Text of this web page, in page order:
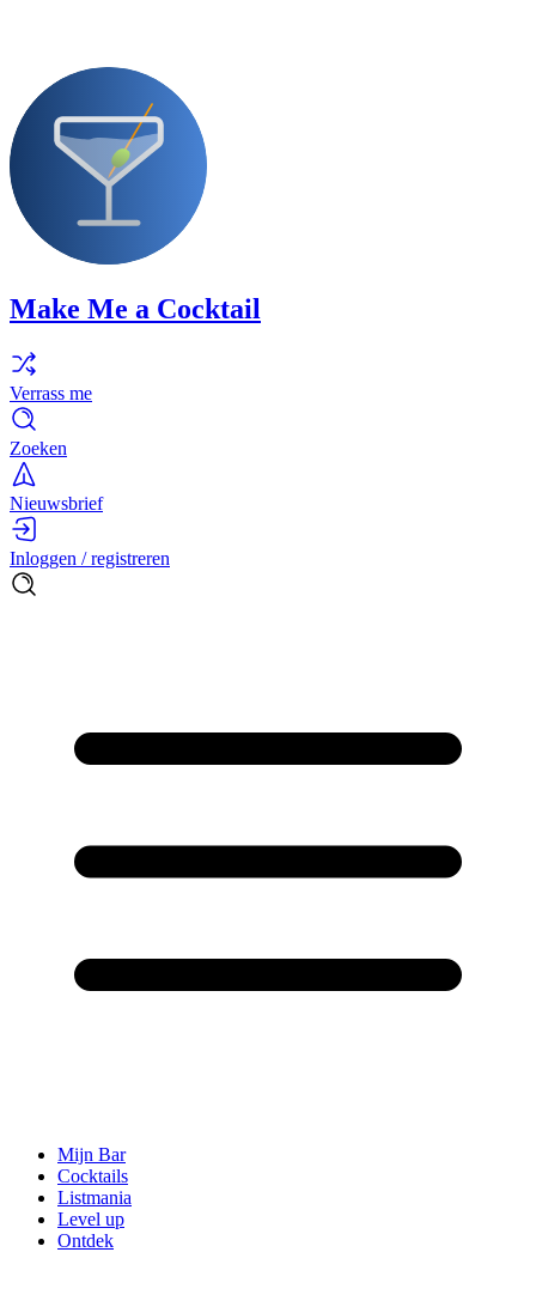
Make Me a Cocktail
Verrass me
Zoeken
Nieuwsbrief
Inloggen / registreren
Mijn Bar
Cocktails
Listmania
Level up
Ontdek